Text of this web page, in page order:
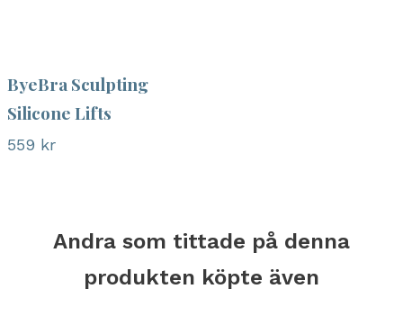
ByeBra Sculpting
Silicone Lifts
559 kr
Andra som tittade på denna
produkten köpte även